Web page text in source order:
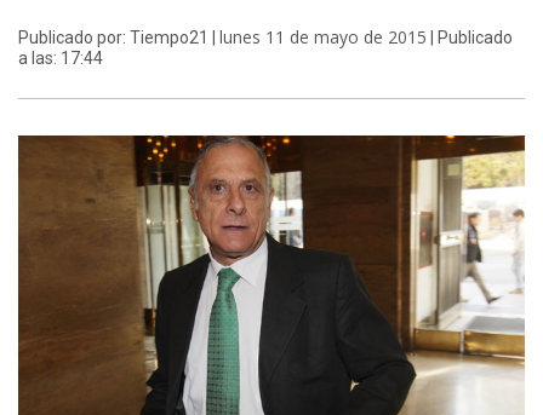
Publicado por: Tiempo21 | lunes 11 de mayo de 2015 | Publicado
a las: 17:44